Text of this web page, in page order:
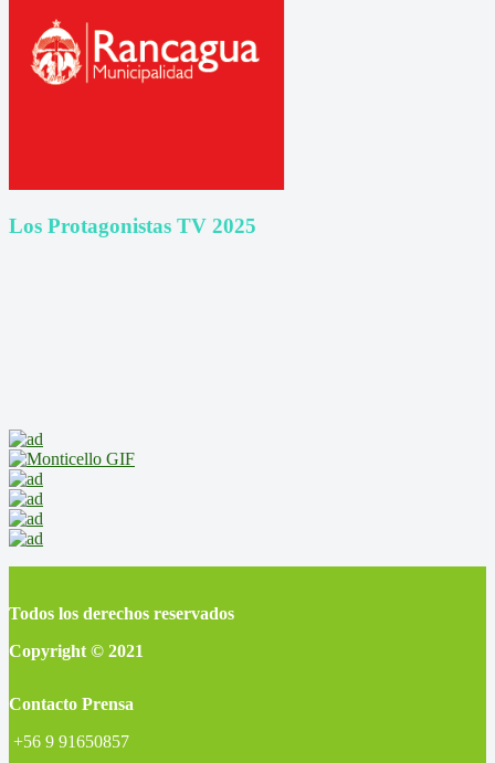
Los Protagonistas TV 2025
Todos los derechos reservados
Copyright © 2021
Contacto Prensa
+56 9 91650857